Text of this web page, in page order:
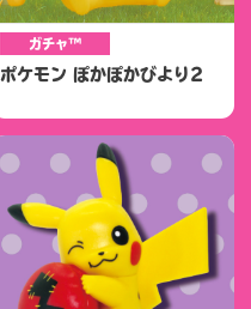
ガチャ™
ポケモン ぽかぽかびより2